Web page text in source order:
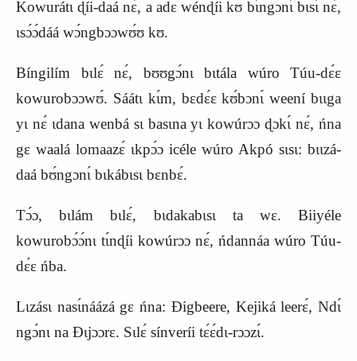
Kowurátɩ ɖíi-daá nɛ́, a adɛ wénɖíi kʊ bɩ́ngɔnɩ́ bɩsɩ́ nɛ́,
ɩsɔ́ɔ́dáá wɔ́ngbɔɔwʊ́ʊ kʊ.
Bíngilím bɩlɛ́ nɛ́, bʊʊgɔ́nɩ bɩtála wúro Túu-dɛ́ɛ
kowurobɔɔwʊ́. Sáátɩ kɩ́m, bɛdɛ́ɛ kʊ́bɔnɩ́ weení bɩɩga
yɩ nɛ́ ɩdana wenbá sɩ basɩna yɩ kowúrɔɔ ɖɔkɩ́ nɛ́, ńna
gɛ waalá lomaazɛ́ ɩkpɔ́ɔ icéle wúro Akpó sɩsɩ: bɩɩzá-
daá bʊ́ngɔnɩ́ bɩkábɩsɩ bɛnbɛ́.
Tɔ́ɔ, bɩlám bɩlɛ́, bɩdakabɩsɩ ta wɛ. Biiyéle
kowurobɔ́ɔ́nɩ tɩ́nɖíi kowúrɔɔ nɛ́, ńdannáa wúro Túu-
dɛ́ɛ ńba.
Lɩzásɩ nasɩ́náázá gɛ ńna: Ɖigbeere, Kejiká leerɛ́, Ndɩ́
ngɔ́nɩ na Ɖɩjɔɔrɛ. Sɩlɛ́ sínveríi tɛ́ɛ́dɩ-rɔɔzɩ́.